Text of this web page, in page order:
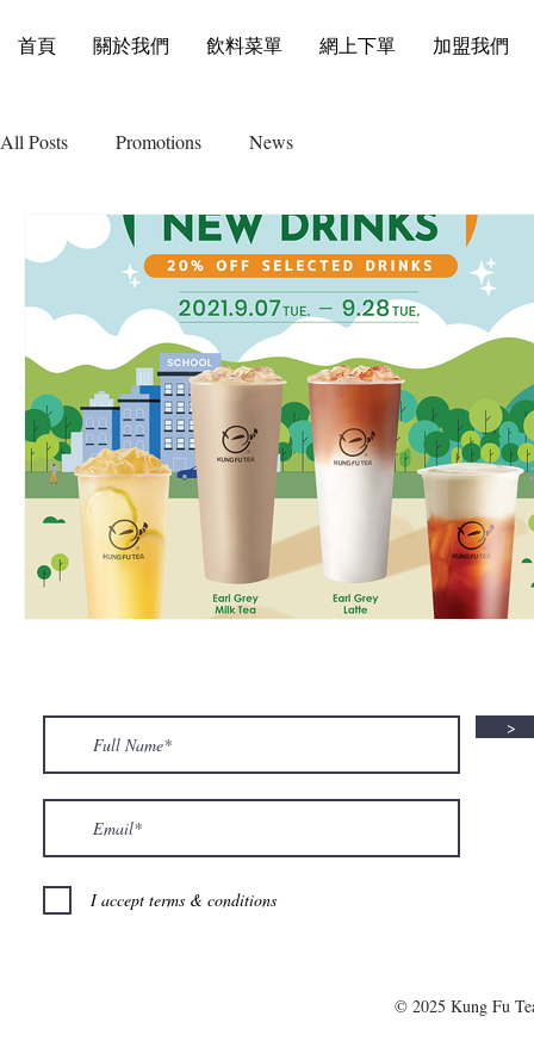
首頁 關於我們 飲料菜單 網上下單 加盟我們
All Posts Promotions News
>
I accept terms & conditions
© 2025 Kung Fu